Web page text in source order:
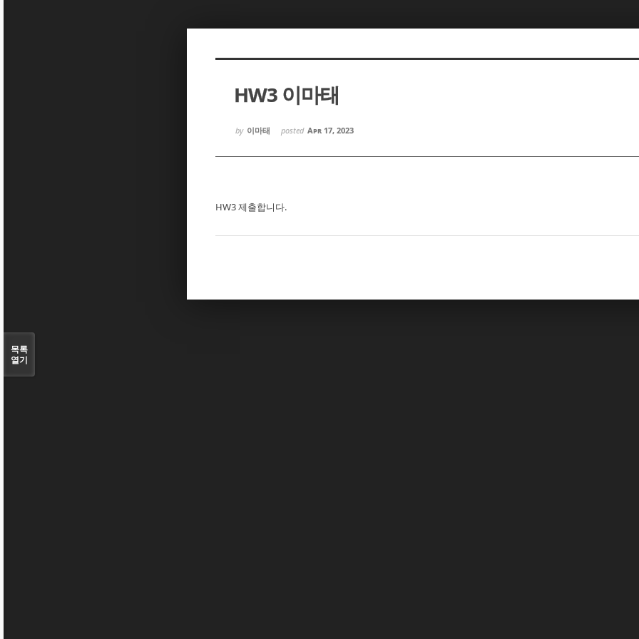
HW3 이마태
by 이마태 posted Apr 17, 2023
HW3 제출합니다.
목록
열기
Sketchbook5, 스케치북5
Sketchbook5, 스케치북5
Sketchbook5, 스케치북5
Sketchbook5, 스케치북5